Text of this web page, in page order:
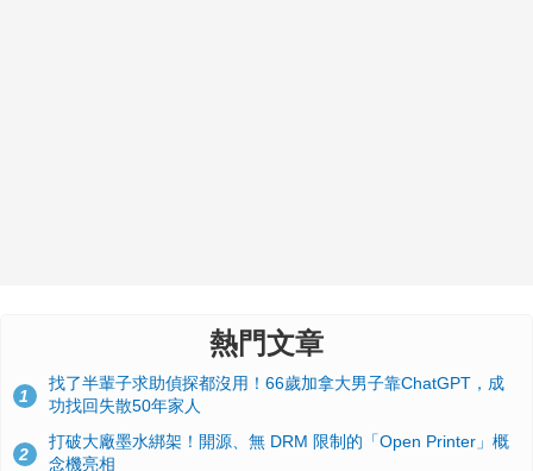
熱門文章
1
找了半輩子求助偵探都沒用！66歲加拿大男子靠ChatGPT，成
功找回失散50年家人
2
打破大廠墨水綁架！開源、無 DRM 限制的「Open Printer」概
念機亮相